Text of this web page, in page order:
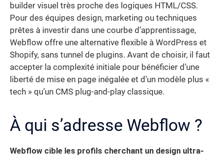
builder visuel très proche des logiques HTML/CSS.
Pour des équipes design, marketing ou techniques
prêtes à investir dans une courbe d’apprentissage,
Webflow offre une alternative flexible à WordPress et
Shopify, sans tunnel de plugins. Avant de choisir, il faut
accepter la complexité initiale pour bénéficier d’une
liberté de mise en page inégalée et d’un modèle plus «
tech » qu’un CMS plug-and-play classique.
À qui s’adresse Webflow ?
Webflow cible les profils cherchant un design ultra-